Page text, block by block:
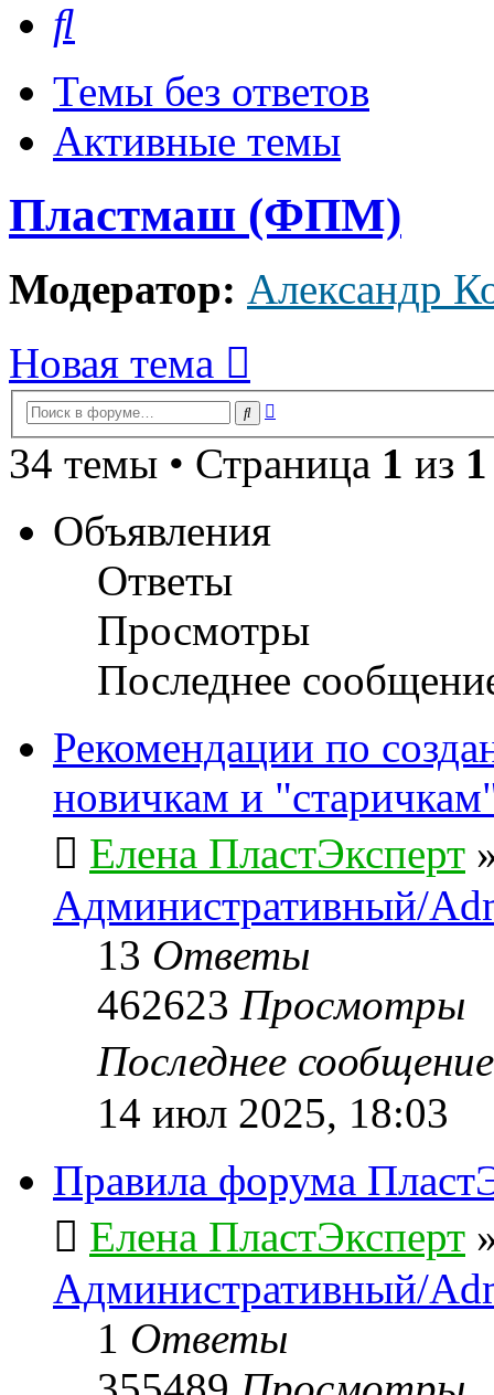
Темы без ответов
Активные темы
Пластмаш (ФПМ)
Модератор: Александр
Новая тема
Поиск
34 темы • Страница 1 из 1
Объявления
Ответы
Просмотры
Последнее
Рекомендации по
новичкам и
Елена ПластЭксперт
Административный/
13 Ответы
462623 Просмотры
Последнее
14 июл 2025, 18:03
Правила форума
Елена ПластЭксперт
Административный/
1 Ответы